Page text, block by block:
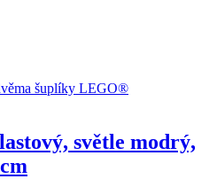
světle modrý,